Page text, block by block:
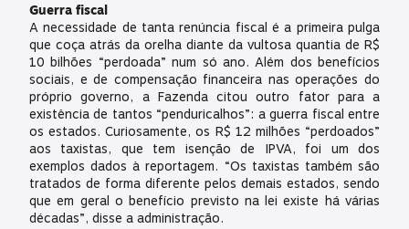
Guerra fiscal
A necessidade de tanta renúncia fiscal é a primeira pulga
que coça atrás da orelha diante da vultosa quantia de R$
10 bilhões “perdoada” num só ano. Além dos benefícios
sociais, e de compensação financeira nas operações do
próprio governo, a Fazenda citou outro fator para a
existência de tantos “penduricalhos”: a guerra fiscal entre
os estados. Curiosamente, os R$ 12 milhões “perdoados”
aos taxistas, que tem isenção de IPVA, foi um dos
exemplos dados à reportagem. “Os taxistas também são
tratados de forma diferente pelos demais estados, sendo
que em geral o benefício previsto na lei existe há várias
décadas”, disse a administração.